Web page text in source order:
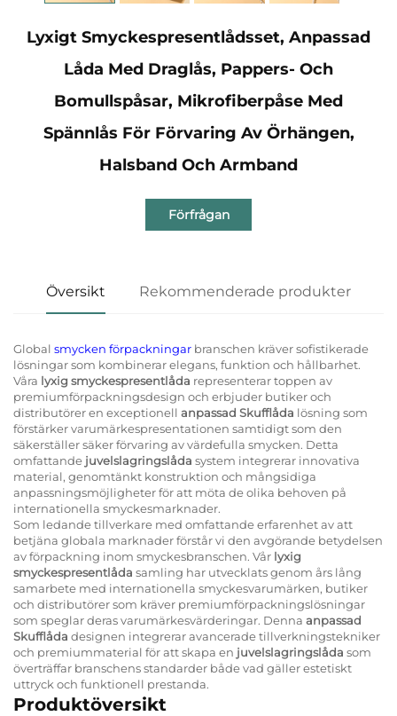
Lyxigt Smyckespresentlådsset, Anpassad
Låda Med Draglås, Pappers- Och
Bomullspåsar, Mikrofiberpåse Med
Spännlås För Förvaring Av Örhängen,
Halsband Och Armband
Förfrågan
Översikt Rekommenderade produkter
Global smycken förpackningar branschen kräver sofistikerade
lösningar som kombinerar elegans, funktion och hållbarhet.
Våra lyxig smyckespresentlåda representerar toppen av
premiumförpackningsdesign och erbjuder butiker och
distributörer en exceptionell anpassad Skufflåda lösning som
förstärker varumärkespresentationen samtidigt som den
säkerställer säker förvaring av värdefulla smycken. Detta
omfattande juvelslagringslåda system integrerar innovativa
material, genomtänkt konstruktion och mångsidiga
anpassningsmöjligheter för att möta de olika behoven på
internationella smyckesmarknader.
Som ledande tillverkare med omfattande erfarenhet av att
betjäna globala marknader förstår vi den avgörande betydelsen
av förpackning inom smyckesbranschen. Vår lyxig
smyckespresentlåda samling har utvecklats genom års lång
samarbete med internationella smyckesvarumärken, butiker
och distributörer som kräver premiumförpackningslösningar
som speglar deras varumärkesvärderingar. Denna anpassad
Skufflåda designen integrerar avancerade tillverkningstekniker
och premiummaterial för att skapa en juvelslagringslåda som
överträffar branschens standarder både vad gäller estetiskt
uttryck och funktionell prestanda.
Produktöversikt